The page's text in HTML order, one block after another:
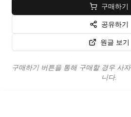
구매하기
공유하기
원글 보기
구매하기 버튼을 통해 구매할 경우 사
니다.